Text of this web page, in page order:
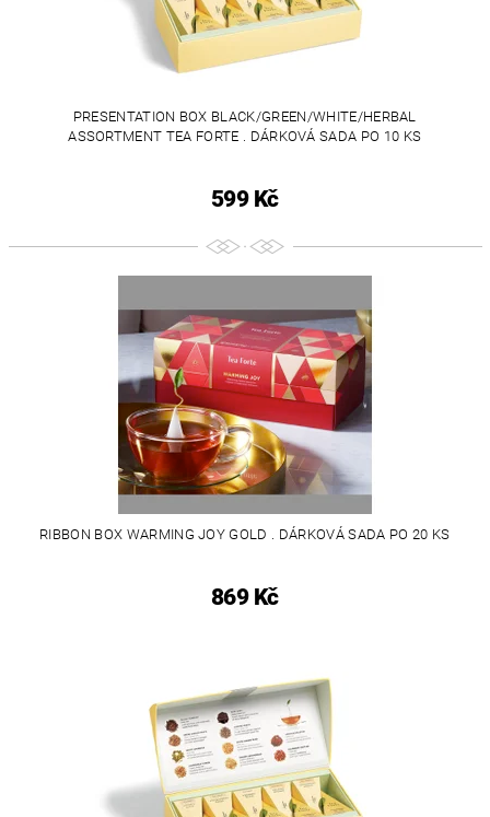
PRESENTATION BOX BLACK/GREEN/WHITE/HERBAL
ASSORTMENT TEA FORTE . DÁRKOVÁ SADA PO 10 KS
599 Kč
RIBBON BOX WARMING JOY GOLD . DÁRKOVÁ SADA PO 20 KS
869 Kč